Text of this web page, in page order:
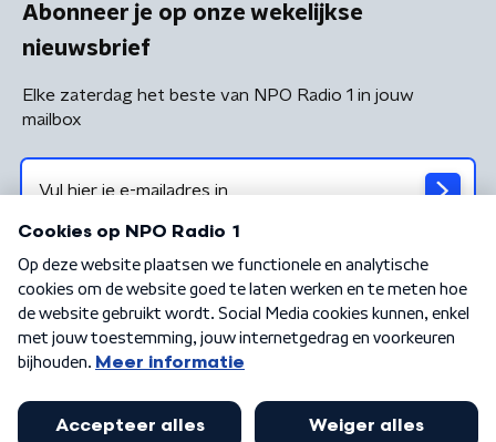
Abonneer je op onze wekelijkse
nieuwsbrief
Elke zaterdag het beste van NPO Radio 1 in jouw
mailbox
Algemene voorwaarden